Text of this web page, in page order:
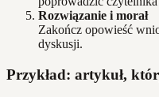
Rozwiązanie i morał
Zakończ opowieść
dyskusji.
Przykład: artykuł,